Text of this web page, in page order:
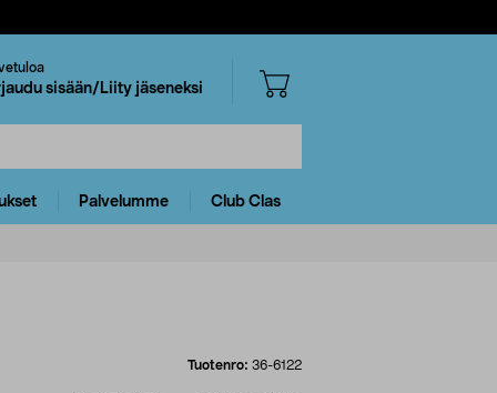
sisään/Liity jäseneksi
Palvelumme Club Clas
Tuotenro: 36-6122